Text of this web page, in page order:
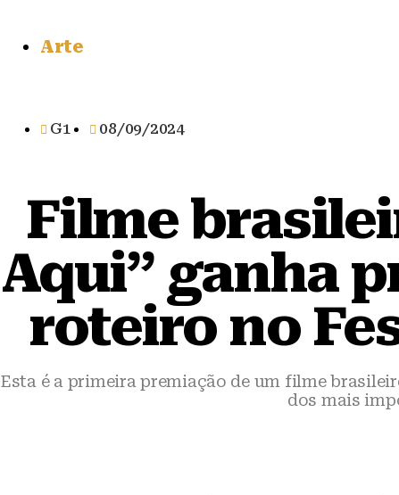
Arte
G1 08/09/2024
Filme
Aqui” ganha
roteiro no
Esta é a primeira premiação de um filme
dos mais